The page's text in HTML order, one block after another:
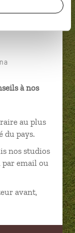
à nos
au plus
du pays.
nos studios
par email ou
avant,